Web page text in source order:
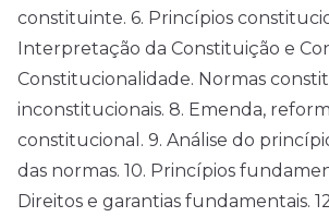
constituinte. 6. Princípios
Interpretação da Constituição e
Constitucionalidade. Normas
inconstitucionais. 8. Emenda,
constitucional. 9. Análise do
das normas. 10. Princípios
Direitos e garantias fundamentais.